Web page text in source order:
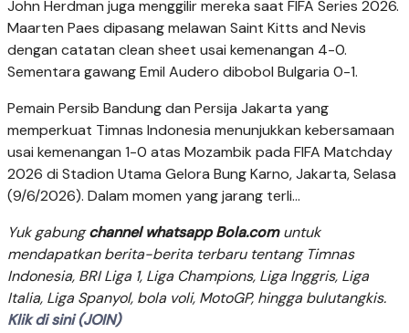
John Herdman juga menggilir mereka saat FIFA Series 2026.
Maarten Paes dipasang melawan Saint Kitts and Nevis
dengan catatan clean sheet usai kemenangan 4-0.
Sementara gawang Emil Audero dibobol Bulgaria 0-1.
Pemain Persib Bandung dan Persija Jakarta yang
memperkuat Timnas Indonesia menunjukkan kebersamaan
usai kemenangan 1-0 atas Mozambik pada FIFA Matchday
2026 di Stadion Utama Gelora Bung Karno, Jakarta, Selasa
(9/6/2026). Dalam momen yang jarang terli...
Yuk gabungchannel whatsapp Bola.comuntuk
mendapatkan berita-berita terbaru tentang Timnas
Indonesia, BRI Liga 1, Liga Champions, Liga Inggris, Liga
Italia, Liga Spanyol, bola voli, MotoGP, hingga bulutangkis.
Klik di sini (JOIN)